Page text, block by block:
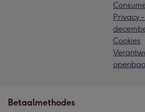
Privacy
Cookies
Betaalmethodes